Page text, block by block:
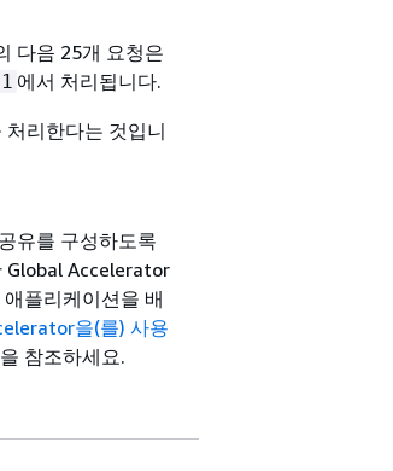
다음 25개 요청은
에서 처리됩니다.
리한다는 것입니
유를 구성하도록
Global Accelerator
플리케이션을 배
을(를) 사용
참조하세요.